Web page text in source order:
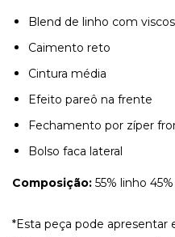
Blend de linho com
Caimento reto
Cintura média
Efeito pareô na frente
Fechamento por zíper
Bolso faca lateral
Composição: 55% linho
*Esta peça pode